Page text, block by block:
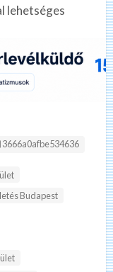
lehetséges
Hirdetés ID:
3666a0afbe534636
Budapest